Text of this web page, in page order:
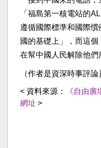
「福島第一核電站的
遵循國際標準和國際
國的基礎上」，而這
在幫中國人民解除他們
（作者是資深時事評論
< 資料來源： 《自由廣
網址 >